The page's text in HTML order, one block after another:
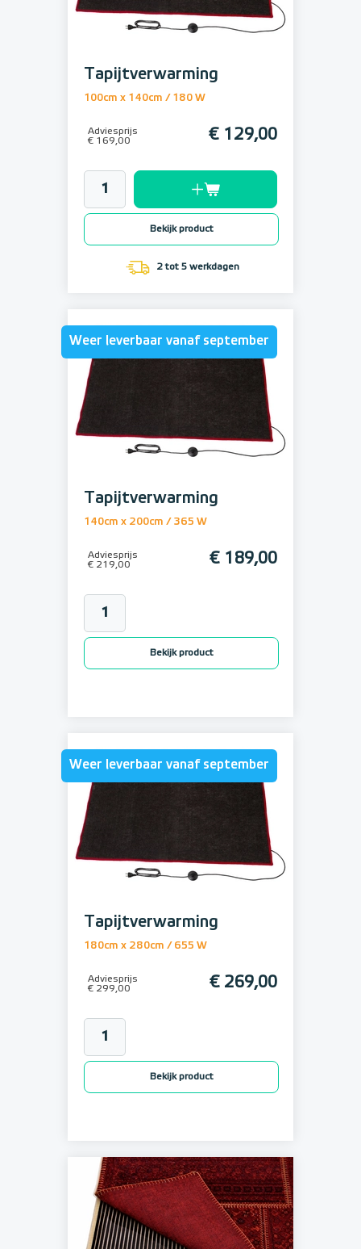
Tapijtverwarming
100cm x 140cm / 180 W
Adviesprijs
€ 169,00
€ 129,00
Bekijk product
2 tot 5 werkdagen
Weer leverbaar vanaf september
Tapijtverwarming
140cm x 200cm / 365 W
Adviesprijs
€ 219,00
€ 189,00
Bekijk product
Weer leverbaar vanaf september
Tapijtverwarming
180cm x 280cm / 655 W
Adviesprijs
€ 299,00
€ 269,00
Bekijk product